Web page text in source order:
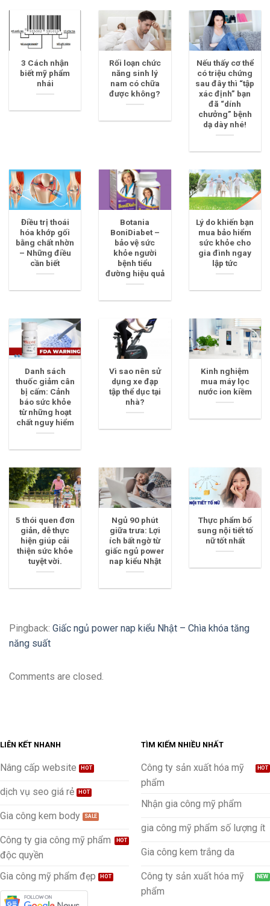
3 Cách nhận
biết mỹ phẩm
nhái
Rối loạn chức
năng sinh lý
nam có chữa
được không?
Nếu thấy cơ thể
có triệu chứng
sau đây thì “tập
xác định” bạn
đã “dính
chưởng” bệnh
dạ dày nhé!
Điều trị thoái
hóa khớp gối
bằng chất nhờn
– Những điều
cần biết
Botania
BoniDiabet –
bảo vệ sức
khỏe người
bệnh tiểu
đường hiệu quả
Lý do khiến bạn
mua bảo hiểm
sức khỏe cho
gia đình ngay
lập tức
Danh sách
thuốc giảm cân
bị cấm: Cảnh
báo sức khỏe
từ những hoạt
chất nguy hiểm
Vì sao nên sử
dụng xe đạp
tập thể dục tại
nhà?
Kinh nghiệm
mua máy lọc
nước ion kiềm
5 thói quen đơn
giản, dễ thực
hiện giúp cải
thiện sức khỏe
tuyệt vời.
Ngủ 90 phút
giữa trưa: Lợi
ích bất ngờ từ
giấc ngủ power
nap kiểu Nhật
Thực phẩm bổ
sung nội tiết tố
nữ tốt nhất
Pingback: Giấc ngủ power nap kiểu Nhật – Chìa khóa tăng
năng suất
Comments are closed.
LIÊN KẾT NHANH
Nâng cấp website
dịch vụ seo giá rẻ
Gia công kem body
Công ty gia công mỹ phẩm
độc quyền
Gia công mỹ phẩm đẹp
TÌM KIẾM NHIỀU NHẤT
Công ty sản xuất hóa mỹ
phẩm
Nhận gia công mỹ phẩm
gia công mỹ phẩm số lượng ít
Gia công kem trắng da
Công ty sản xuất hóa mỹ
phẩm